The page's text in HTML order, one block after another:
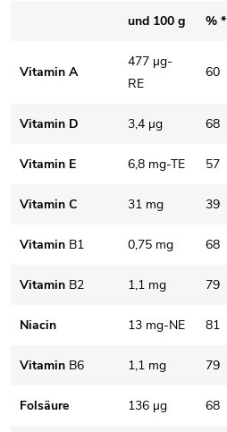
und 100 g % *
Vitamin A
477 µg-
RE
60
Vitamin D 3,4 µg 68
Vitamin E 6,8 mg-TE 57
Vitamin C 31 mg 39
Vitamin B1 0,75 mg 68
Vitamin B2 1,1 mg 79
Niacin 13 mg-NE 81
Vitamin B6 1,1 mg 79
Folsäure 136 µg 68